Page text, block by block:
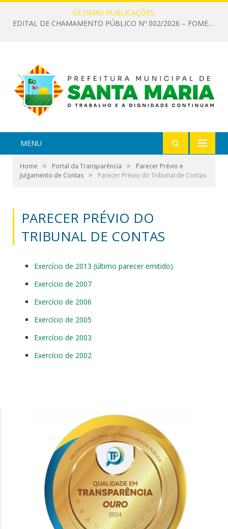
ÚLTIMAS PUBLICAÇÕES:
EDITAL DE CHAMAMENTO PÚBLICO Nº 002/2026 – FOMENTO À EXECUÇÃO DE AÇÕES CULTURAIS
MENU
Home » Portal da Transparência »
Parecer Prévio e
Julgamento de Contas » Parecer Prévio do Tribunal de Contas
PARECER PRÉVIO DO
TRIBUNAL DE CONTAS
Exercício de 2013 (último parecer emitido).
Exercício de 2007
Exercício de 2006
Exercício de 2005
Exercício de 2003
Exercício de 2002